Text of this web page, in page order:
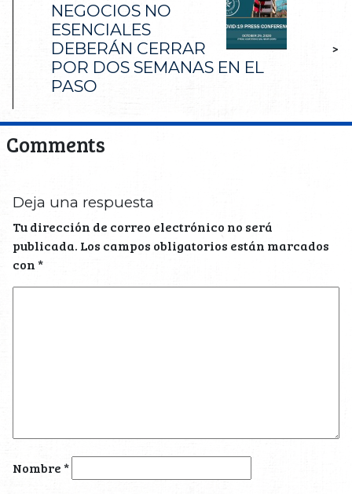
NEGOCIOS NO
ESENCIALES
DEBERÁN CERRAR
POR DOS SEMANAS EN EL
PASO
>
Comments
Deja una respuesta
Tu dirección de correo electrónico no será
publicada. Los campos obligatorios están marcados
con*
Nombre*